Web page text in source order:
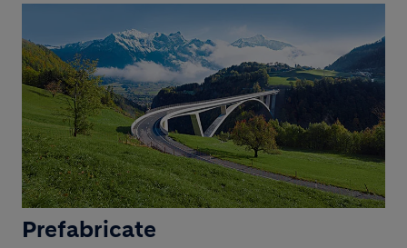
Prefabricate